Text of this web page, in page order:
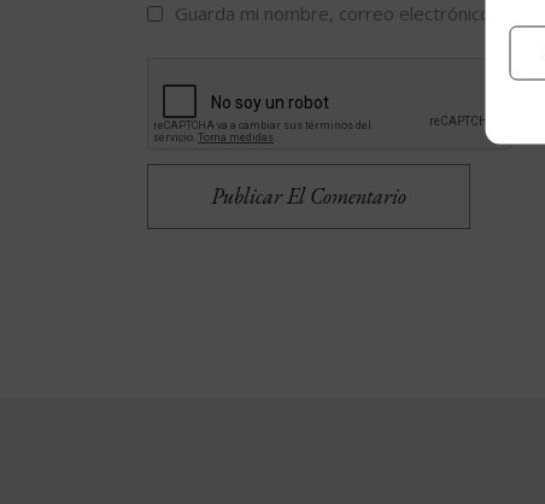
Guarda mi nombre, correo electrónico y
Publicar El Comentario